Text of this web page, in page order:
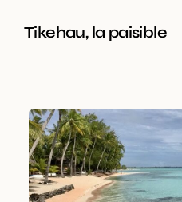
Tikehau, la paisible